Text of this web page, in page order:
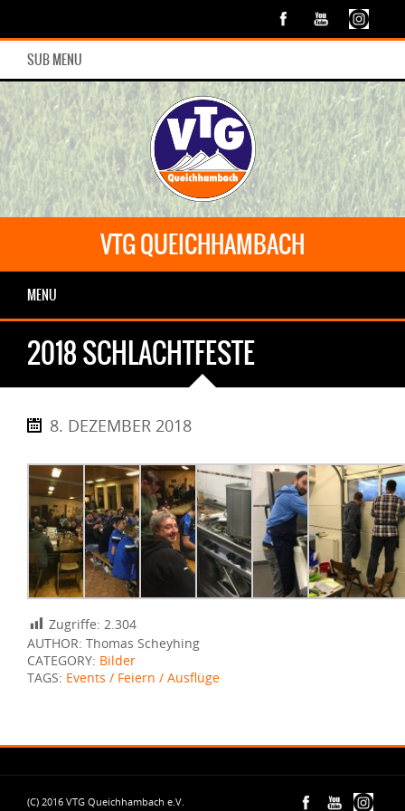
SUB MENU
VTG QUEICHHAMBACH
MENU
2018 SCHLACHTFESTE
8. DEZEMBER 2018
Zugriffe: 2.304
AUTHOR: Thomas Scheyhing
CATEGORY: Bilder
TAGS: Events / Feiern / Ausflüge
(C) 2016 VTG Queichhambach e.V.